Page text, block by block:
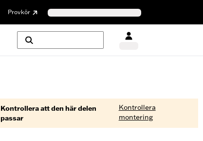
Provkör
Kontrollera att den här delen
passar
Kontrollera
montering